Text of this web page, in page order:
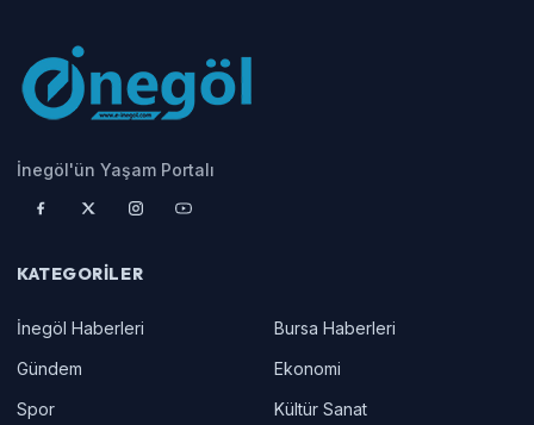
İnegöl'ün Yaşam Portalı
KATEGORILER
İnegöl Haberleri
Bursa Haberleri
Gündem
Ekonomi
Spor
Kültür Sanat